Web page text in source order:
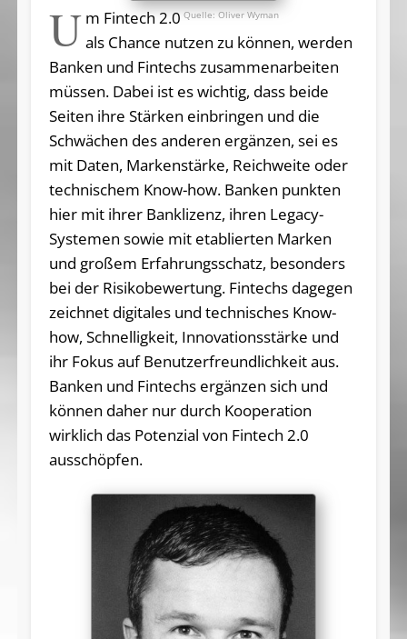
Oliver Wyman
U m Fintech 2.0
als Chance nutzen zu können, werden
Banken und Fintechs zusammenarbeiten
müssen. Dabei ist es wichtig, dass beide
Seiten ihre Stärken einbringen und die
Schwächen des anderen ergänzen, sei es
mit Daten, Markenstärke, Reichweite oder
technischem Know-how. Banken punkten
hier mit ihrer Banklizenz, ihren Legacy-
Systemen sowie mit etablierten Marken
und großem Erfahrungsschatz, besonders
bei der Risikobewertung. Fintechs dagegen
zeichnet digitales und technisches Know-
how, Schnelligkeit, Innovationsstärke und
ihr Fokus auf Benutzerfreundlichkeit aus.
Banken und Fintechs ergänzen sich und
können daher nur durch Kooperation
wirklich das Potenzial von Fintech 2.0
ausschöpfen.